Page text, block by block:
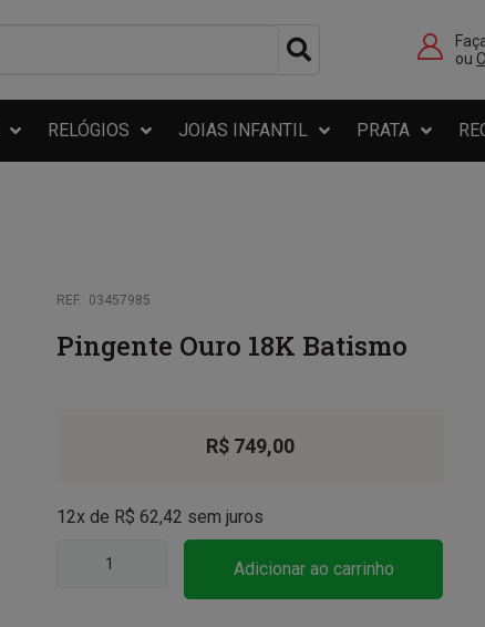
ou
RELÓGIOS JOIAS INFANTIL PRATA
REF.: 03457985
Pingente Ouro 18K Batismo
R$ 749,00
12x de R$ 62,42 sem juros
Adicionar ao carrinho